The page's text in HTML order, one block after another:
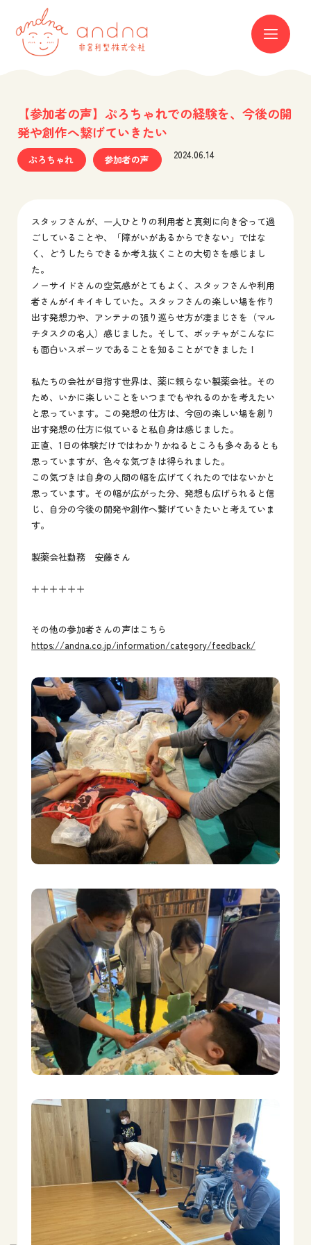
【参加者の声】ぷろちゃれでの経験を、今後の開
発や創作へ繋げていきたい
ぷろちゃれ 参加者の声 2024.06.14
スタッフさんが、一人ひとりの利用者と真剣に向き合って過
ごしていることや、「障がいがあるからできない」ではな
く、どうしたらできるか考え抜くことの大切さを感じまし
た。
ノーサイドさんの空気感がとてもよく、スタッフさんや利用
者さんがイキイキしていた。スタッフさんの楽しい場を作り
出す発想力や、アンテナの張り巡らせ方が凄まじさを（マル
チタスクの名人）感じました。そして、ボッチャがこんなに
も面白いスポーツであることを知ることができました！
私たちの会社が目指す世界は、薬に頼らない製薬会社。その
ため、いかに楽しいことをいつまでもやれるのかを考えたい
と思っています。この発想の仕方は、今回の楽しい場を創り
出す発想の仕方に似ていると私自身は感じました。
正直、1日の体験だけではわかりかねるところも多々あるとも
思っていますが、色々な気づきは得られました。
この気づきは自身の人間の幅を広げてくれたのではないかと
思っています。その幅が広がった分、発想も広げられると信
じ、自分の今後の開発や創作へ繋げていきたいと考えていま
す。
製薬会社勤務 安藤さん
＋＋＋＋＋＋
その他の参加者さんの声はこちら
https://andna.co.jp/information/category/feedback/